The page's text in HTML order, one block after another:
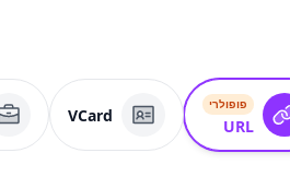
פופולרי
URL
VCard